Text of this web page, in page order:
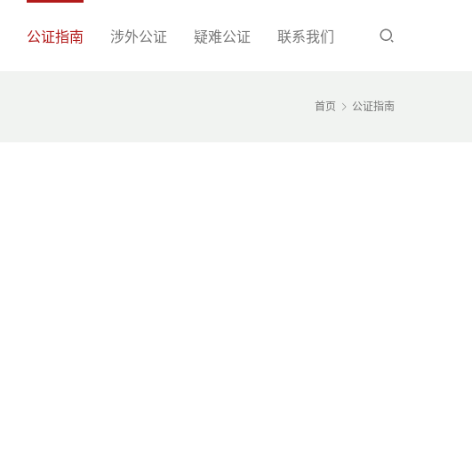
公证指南 涉外公证 疑难公证 联系我们
首页 公证指南